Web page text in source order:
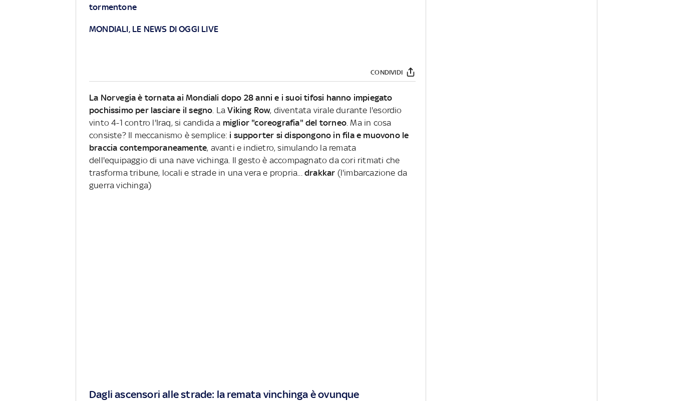
tormentone
MONDIALI, LE NEWS DI OGGI LIVE
CONDIVIDI
La Norvegia è tornata ai Mondiali dopo 28 anni e i suoi tifosi hanno impiegato
pochissimo per lasciare il segno. LaViking Row, diventata virale durante l'esordio
vinto 4-1 contro l'Iraq, si candida a miglior "coreografia" del torneo. Ma in cosa
consiste? Il meccanismo è semplice: i supporter si dispongono in fila e muovono le
braccia contemporaneamente, avanti e indietro, simulando la remata
dell'equipaggio di una nave vichinga. Il gesto è accompagnato da cori ritmati che
trasforma tribune, locali e strade in una vera e propria... drakkar (l'imbarcazione da
guerra vichinga)
Dagli ascensori alle strade: la remata vinchinga è ovunque